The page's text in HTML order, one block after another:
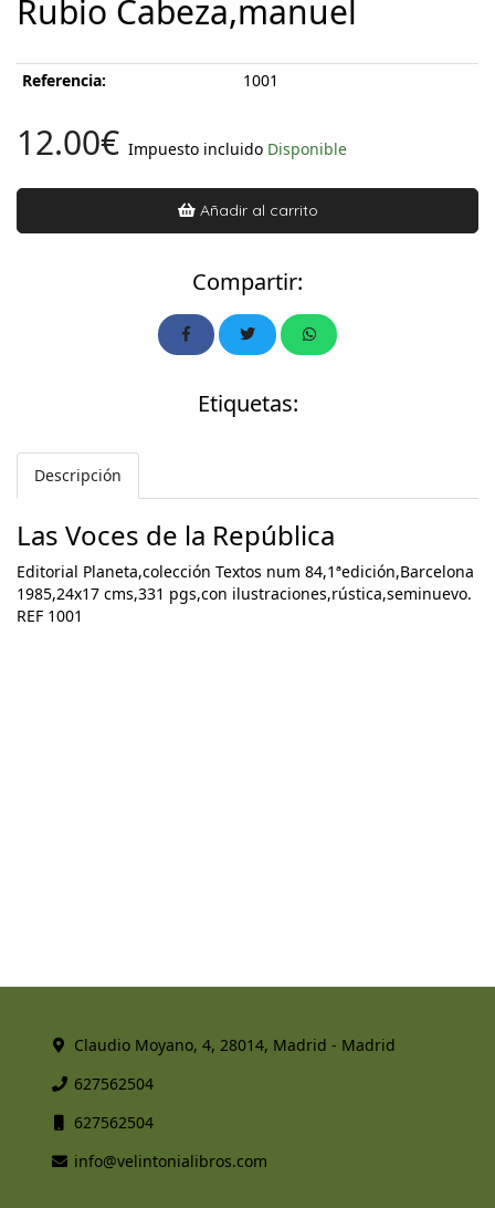
Rubio Cabeza,manuel
Referencia: 1001
12.00€ Impuesto incluido Disponible
Añadir al carrito
Compartir:
Etiquetas:
Descripción
Las Voces de la República
Editorial Planeta,colección Textos num 84,1ªedición,Barcelona
1985,24x17 cms,331 pgs,con ilustraciones,rústica,seminuevo.
REF 1001
Claudio Moyano, 4, 28014, Madrid - Madrid
627562504
627562504
info@velintonialibros.com